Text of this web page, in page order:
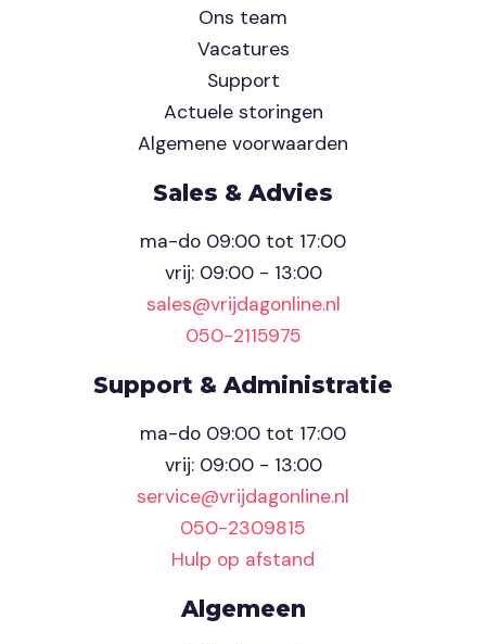
Ons team
Vacatures
Support
Actuele storingen
Algemene voorwaarden
Sales & Advies
ma-do 09:00 tot 17:00
vrij: 09:00 - 13:00
sales@vrijdagonline.nl
050-2115975
Support & Administratie
ma-do 09:00 tot 17:00
vrij: 09:00 - 13:00
service@vrijdagonline.nl
050-2309815
Hulp op afstand
Algemeen